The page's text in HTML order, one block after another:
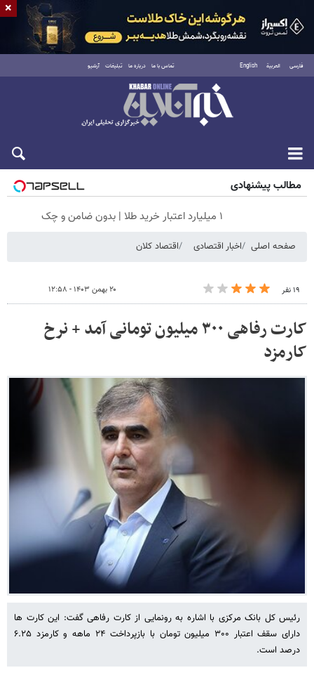
فارسی العربية English تماس با ما درباره ما تبلیغات آرشیو
جمعه ۱۶ مرداد ۱۴۰۵
مطالب پیشنهادی
۱ میلیارد اعتبار خرید طلا | بدون ضامن و چک
صفحه اصلی اخبار اقتصادی اقتصاد کلان
۱۹ نفر ۲۰ بهمن ۱۴۰۳ - ۱۲:۵۸
کارت رفاهی ۳۰۰ میلیون تومانی آمد + نرخ
کارمزد
رئیس کل بانک مرکزی با اشاره به رونمایی از کارت رفاهی گفت: این کارت ها
دارای سقف اعتبار ۳۰۰ میلیون تومان با بازپرداخت ۲۴ ماهه و کارمزد ۶.۲۵
درصد است.
×